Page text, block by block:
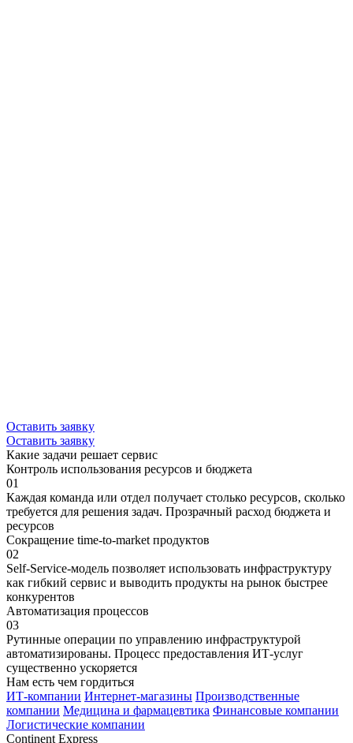
Оставить заявку
Оставить заявку
Какие задачи решает сервис
Контроль использования ресурсов и бюджета
01
Каждая команда или отдел получает столько ресурсов, сколько
требуется для решения задач. Прозрачный расход бюджета и
ресурсов
Сокращение time-to-market продуктов
02
Self-Service-модель позволяет использовать инфраструктуру
как гибкий сервис и выводить продукты на рынок быстрее
конкурентов
Автоматизация процессов
03
Рутинные операции по управлению инфраструктурой
автоматизированы. Процесс предоставления ИТ-услуг
существенно ускоряется
Нам есть чем гордиться
ИТ-компании Интернет-магазины Производственные
компании Медицина и фармацевтика Финансовые компании
Логистические компании
Continent Express